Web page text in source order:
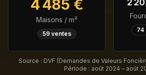
4 485 €
Maisons / m²
59ventes
2
74
Source : DVF (Demandes de Valeurs
Période : août 2024 – août